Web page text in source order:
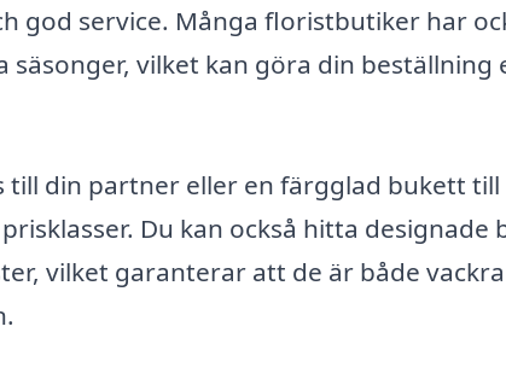
god service. Många floristbutiker har
vilket kan göra din beställning
till din partner eller en färgglad bukett till
Du kan också hitta designade
vilket garanterar att de är både